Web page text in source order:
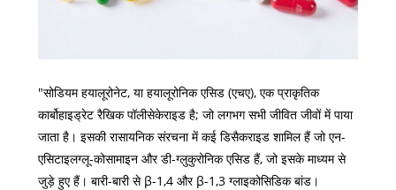
"सोडियम हयालूरोनेट, या हयालूरोनिक एसिड (एचए), एक प्राकृतिक
कार्बोहाइड्रेट रैखिक पॉलीसेकेराइड है; जो लगभग सभी जीवित जीवों में पाया
जाता है। इसकी रासायनिक संरचना में कई डिसैकराइड शामिल हैं जो एन-
एसिटाइलग्लू-कोसामाइन और डी-ग्लुकुरोनिक एसिड हैं, जो इसके माध्यम से
जुड़े हुए हैं। बारी-बारी से β-1,4 और β-1,3 ग्लाइकोसिडिक बांड।